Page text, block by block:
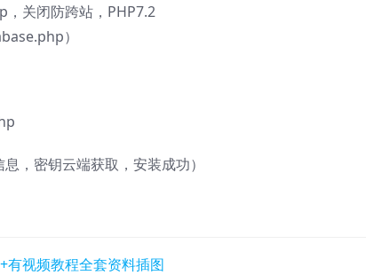
关闭防跨站，PHP7.2
）
，密钥云端获取，安装成功）